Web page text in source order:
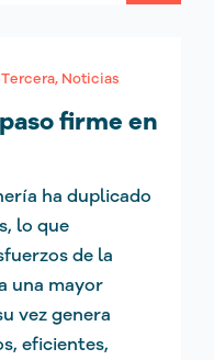
, Noticias
firme en
ha duplicado
lo que
de la
una mayor
vez genera
eficientes,